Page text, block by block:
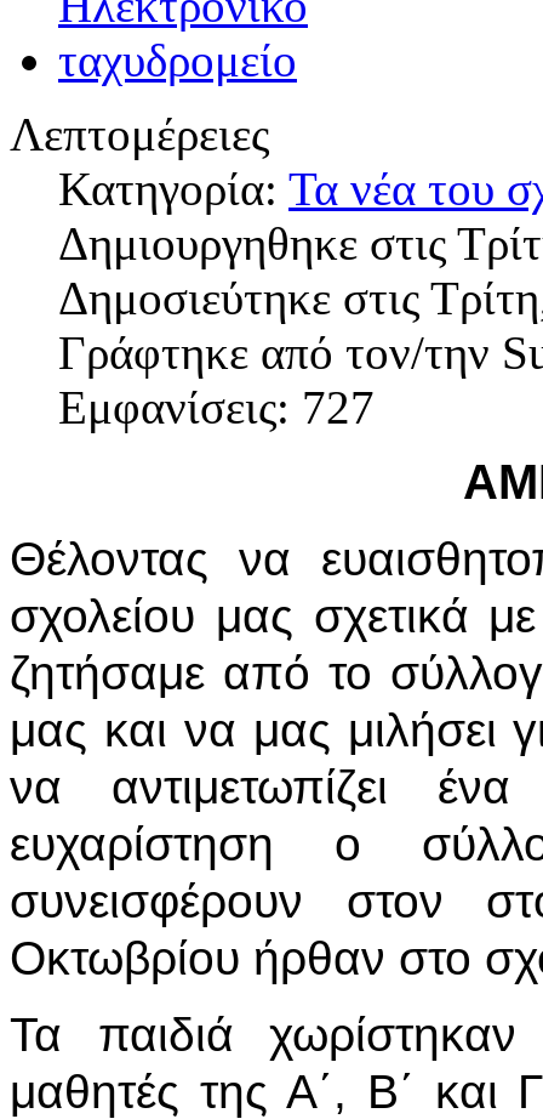
Λεπτομέρειες
Κατηγορία: Τα νέα του
Δημιουργηθηκε στις
Δημοσιεύτηκε στις
Γράφτηκε από τον/την
Εμφανίσεις: 727
Θέλοντας να
σχολείου μας σχετικά
ζητήσαμε από το
μας και να μας μιλήσει
να αντιμετωπίζει
ευχαρίστηση ο
συνεισφέρουν στον
Οκτωβρίου ήρθαν στο
Τα παιδιά
μαθητές της Α΄, Β΄ και